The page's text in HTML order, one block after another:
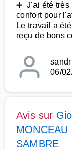
➕ J'ai été
confort pour
Le travail a
reçu de bons
06/
Avis sur
MONCEAU
SAMBRE